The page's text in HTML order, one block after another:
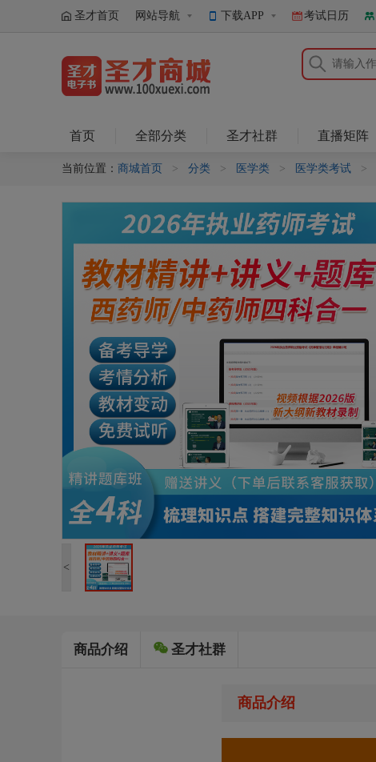
圣才首页 网站导航 下载APP 考试日历
首页 全部分类 圣才社群 直播矩阵
当前位置： 商城首页 > 分类 > 医学类 > 医学类考试 >
<
商品介绍 圣才社群
商品介绍